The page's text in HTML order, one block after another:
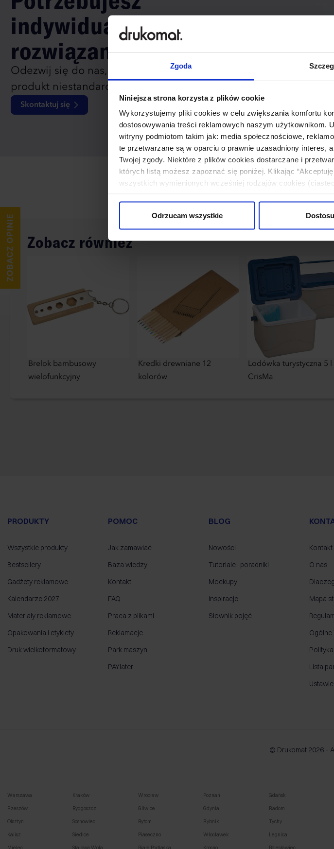
Zgoda
Niniejsza strona korzysta z plików cookie
Wykorzystujemy pliki cookies w celu zwiększania komfortu
dostosowywania treści reklamowych naszym użytkownikom.
witryny podmiotom takim jak: media społecznościowe,
te przetwarzane są w oparciu o prawnie uzasadniony interes,
Twojej zgody. Niektóre z plików cookies dostarczane i
których listą możesz zapoznać się poniżej. Klikając
wszystkich wymienionych wcześniej rodzajów cookies
Odrzucam wszystkie
indywidualnego
rozwiązania?
Odezwij się do nas, aby omówić
produkt niestandardowy.
Skontaktuj się
Zobacz również
Brelok bambusowy
wielofunkcyjny
Kredki drewniane 12
kolorów
Lodówka turystyczna 5 l
CrisMa
PRODUKTY
Wszystkie produkty
Bestsellery
Gadżety reklamowe
Kalendarze 2027
Materiały reklamowe
Opakowania i etykiety
Druk wielkoformatowy
POMOC
Jak zamawiać
Baza wiedzy
Kontakt
FAQ
Praca z plikami
Reklamacje
Park maszyn
PAYlater
BLOG
Nowości
Tutoriale i poradniki
Mockupy
Inspiracje
Słownik pojęć
Kontakt
O nas
Mapa
Ogólne
Lista
© Drukomat 2026 –
Warszawa Kraków Wrocław Poznań Gdańsk
Rzeszów Bydgoszcz Gliwice Gdynia Radom
Olsztyn Sosnowiec Bytom Rybnik Tychy
Kalisz Siedlce Piaseczno Włocławek Legnica